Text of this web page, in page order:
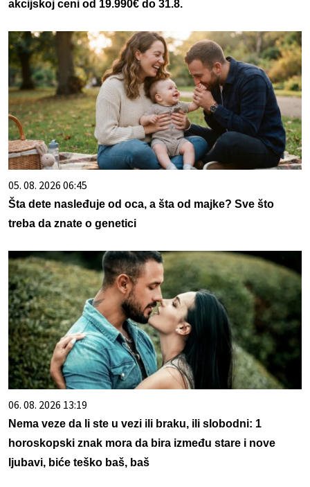
akcijskoj ceni od 19.990€ do 31.8.
05. 08. 2026 06:45
Šta dete nasleđuje od oca, a šta od majke? Sve što
treba da znate o genetici
06. 08. 2026 13:19
Nema veze da li ste u vezi ili braku, ili slobodni: 1
horoskopski znak mora da bira između stare i nove
ljubavi, biće teško baš, baš